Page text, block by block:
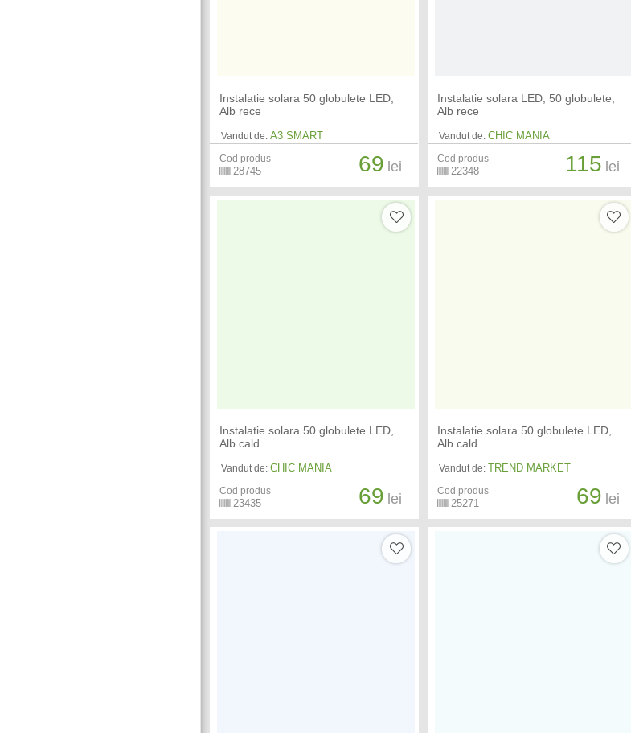
Instalatie solara 50 globulete LED,
Alb rece
Vandut de: A3 SMART
Cod produs
28745 69 lei
Instalatie solara LED, 50 globulete,
Alb rece
Vandut de: CHIC MANIA
Cod produs
22348 115 lei
Instalatie solara 50 globulete LED,
Alb cald
Vandut de: CHIC MANIA
Cod produs
23435 69 lei
Instalatie solara 50 globulete LED,
Alb cald
Vandut de: TREND MARKET
Cod produs
25271 69 lei